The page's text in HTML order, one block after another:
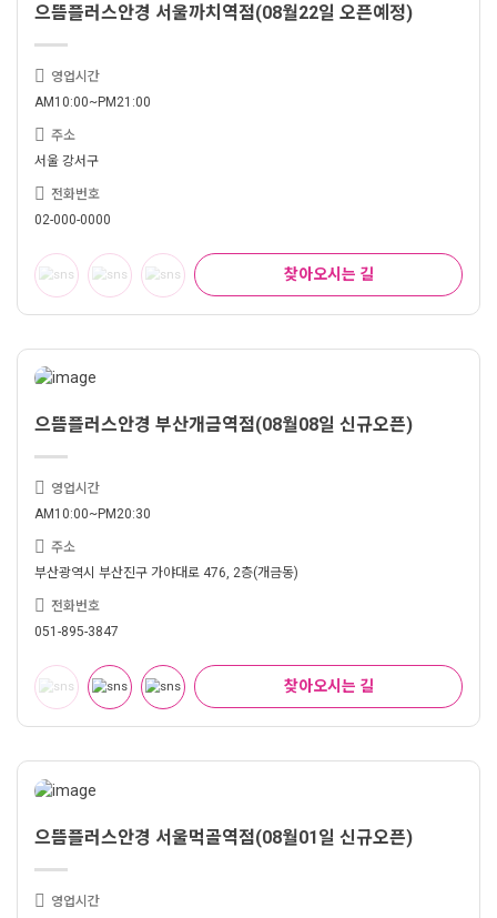
으뜸플러스안경 서울까치역점(08월22일 오픈예정)
영업시간
AM10:00~PM21:00
주소
서울 강서구
전화번호
02-000-0000
찾아오시는 길
으뜸플러스안경 부산개금역점(08월08일 신규오픈)
영업시간
AM10:00~PM20:30
주소
부산광역시 부산진구 가야대로 476, 2층(개금동)
전화번호
051-895-3847
찾아오시는 길
으뜸플러스안경 서울먹골역점(08월01일 신규오픈)
영업시간